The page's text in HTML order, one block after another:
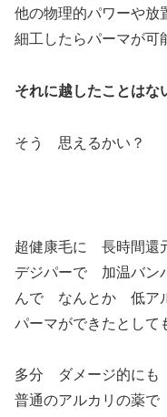
他の物理的パワーや放
細工したらパーマが可
それに越したことはな
そう 思えるかい？
超健康毛に 長時間還
デジパーで 加温バン
んで なんとか 低ア
パーマができたとして
多分 ダメージ的にも
普通のアルカリの薬